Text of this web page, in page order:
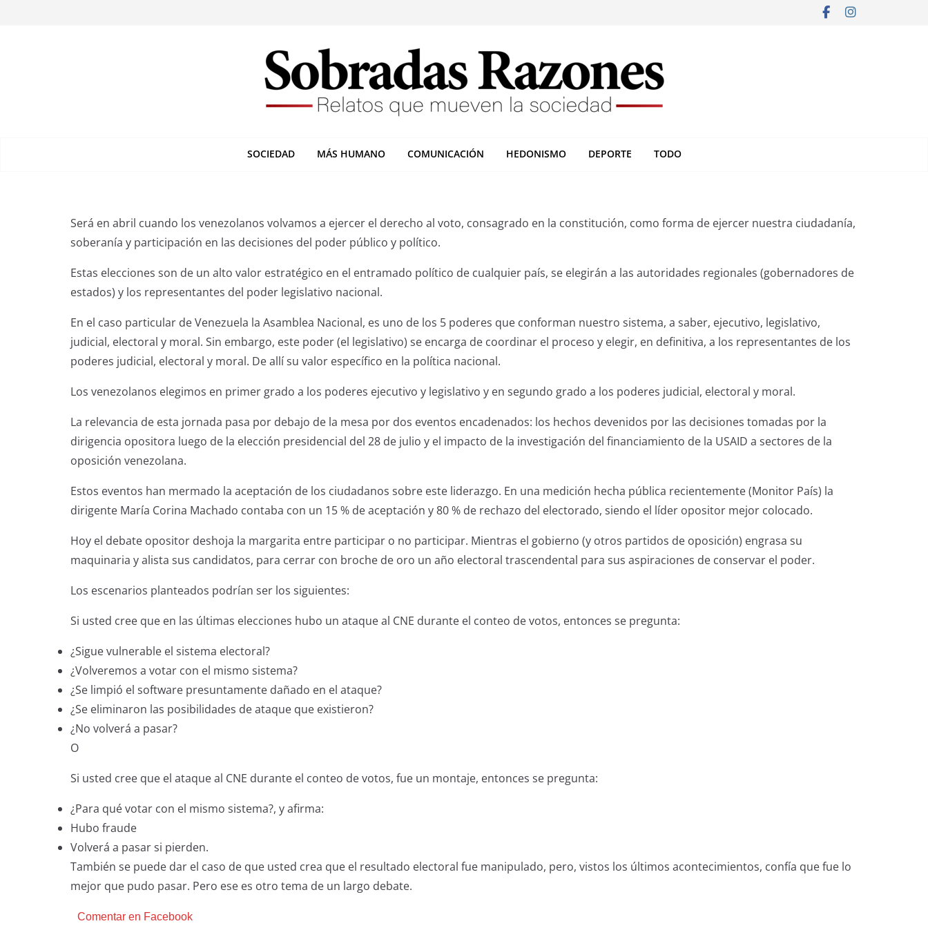
SOCIEDAD MÁS HUMANO COMUNICACIÓN HEDONISMO DEPORTE TODO
Será en abril cuando los venezolanos volvamos a ejercer el derecho al voto, consagrado en la constitución, como forma de ejercer nuestra ciudadanía,
soberanía y participación en las decisiones del poder público y político.
Estas elecciones son de un alto valor estratégico en el entramado político de cualquier país, se elegirán a las autoridades regionales (gobernadores de
estados) y los representantes del poder legislativo nacional.
En el caso particular de Venezuela la Asamblea Nacional, es uno de los 5 poderes que conforman nuestro sistema, a saber, ejecutivo, legislativo,
judicial, electoral y moral. Sin embargo, este poder (el legislativo) se encarga de coordinar el proceso y elegir, en definitiva, a los representantes de los
poderes judicial, electoral y moral. De allí su valor específico en la política nacional.
Los venezolanos elegimos en primer grado a los poderes ejecutivo y legislativo y en segundo grado a los poderes judicial, electoral y moral.
La relevancia de esta jornada pasa por debajo de la mesa por dos eventos encadenados: los hechos devenidos por las decisiones tomadas por la
dirigencia opositora luego de la elección presidencial del 28 de julio y el impacto de la investigación del financiamiento de la USAID a sectores de la
oposición venezolana.
Estos eventos han mermado la aceptación de los ciudadanos sobre este liderazgo. En una medición hecha pública recientemente (Monitor País) la
dirigente María Corina Machado contaba con un 15 % de aceptación y 80 % de rechazo del electorado, siendo el líder opositor mejor colocado.
Hoy el debate opositor deshoja la margarita entre participar o no participar. Mientras el gobierno (y otros partidos de oposición) engrasa su
maquinaria y alista sus candidatos, para cerrar con broche de oro un año electoral trascendental para sus aspiraciones de conservar el poder.
Los escenarios planteados podrían ser los siguientes:
Si usted cree que en las últimas elecciones hubo un ataque al CNE durante el conteo de votos, entonces se pregunta:
¿Sigue vulnerable el sistema electoral?
¿Volveremos a votar con el mismo sistema?
¿Se limpió el software presuntamente dañado en el ataque?
¿Se eliminaron las posibilidades de ataque que existieron?
¿No volverá a pasar?
O
Si usted cree que el ataque al CNE durante el conteo de votos, fue un montaje, entonces se pregunta:
¿Para qué votar con el mismo sistema?, y afirma:
Hubo fraude
Volverá a pasar si pierden.
También se puede dar el caso de que usted crea que el resultado electoral fue manipulado, pero, vistos los últimos acontecimientos, confía que fue lo
mejor que pudo pasar. Pero ese es otro tema de un largo debate.
Comentar en Facebook